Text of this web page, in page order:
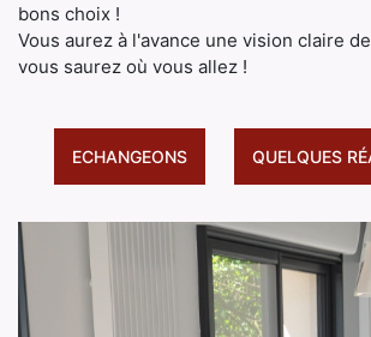
bons choix !
Vous aurez à l'avance une vision claire
vous saurez où vous allez !
ECHANGEONS QUELQUES